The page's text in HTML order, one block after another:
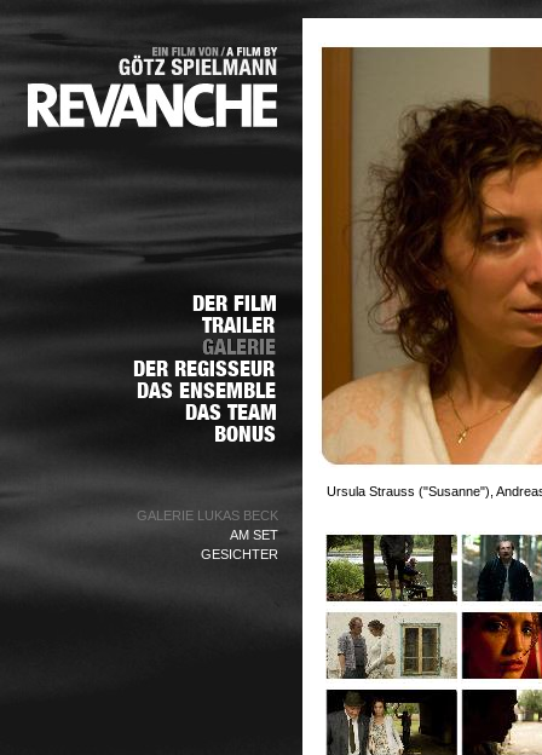
GALERIE LUKAS BECK
AM SET
GESICHTER
Ursula Strauss ("Susanne"),